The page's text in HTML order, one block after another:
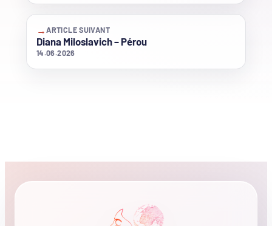
→ARTICLE SUIVANT
Diana Miloslavich – Pérou
14.06.2026